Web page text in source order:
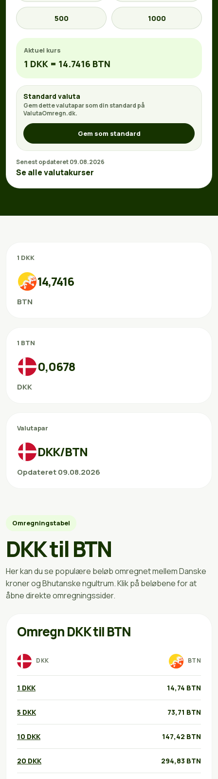
500 1000
Aktuel kurs
1 DKK = 14.7416 BTN
Standard valuta
Gem dette valutapar som din standard på
ValutaOmregn.dk.
Gem som standard
Senest opdateret 09.08.2026
Se alle valutakurser
1 DKK
14,7416
BTN
1 BTN
0,0678
DKK
Valutapar
DKK/BTN
Opdateret 09.08.2026
Omregningstabel
DKK til BTN
Her kan du se populære beløb omregnet mellem Danske
kroner og Bhutanske ngultrum. Klik på beløbene for at
åbne direkte omregningssider.
Omregn DKK til BTN
DKK BTN
1 DKK 14,74 BTN
5 DKK 73,71 BTN
10 DKK 147,42 BTN
20 DKK 294,83 BTN